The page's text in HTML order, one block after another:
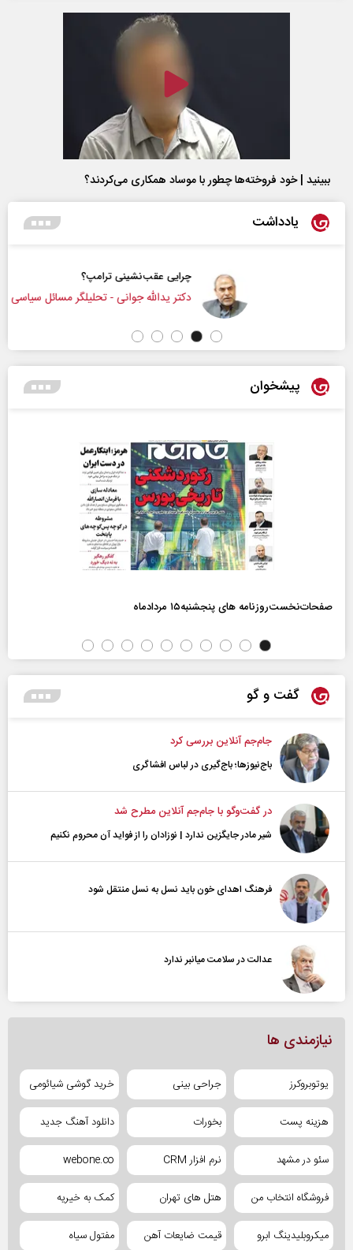
ببینید | خود فروخته‌ها چطور با موساد همکاری می‌کردند؟
یادداشت
چرایی عقب‌نشینی ترامپ؟
دکتر یدالله جوانی - تحلیلگر مسائل سیاسی
پیشخوان
صفحات‌نخست‌روزنامه ها‌ی پنجشنبه‌۱۵ مردادماه
گفت و گو
جام‌جم آنلاین بررسی کرد
باج‌نیوزها؛ باج‌گیری در لباس افشاگری
در گفت‌و‌گو با جام‌جم آنلاین مطرح شد
شیر مادر جایگزین ندارد | نوزادان را از فواید آن محروم نکنیم
فرهنگ اهدای خون باید نسل به نسل منتقل شود
عدالت در سلامت میانبر ندارد
نیازمندی ها
یوتوبروکرز جراحی بینی خرید گوشی شیائومی
هزینه پست بخورات دانلود آهنگ جدید
سئو در مشهد نرم افزار CRM webone.co
فروشگاه انتخاب من هتل های تهران کمک به خیریه
میکروبلیدینگ ابرو قیمت ضایعات آهن مفتول سیاه